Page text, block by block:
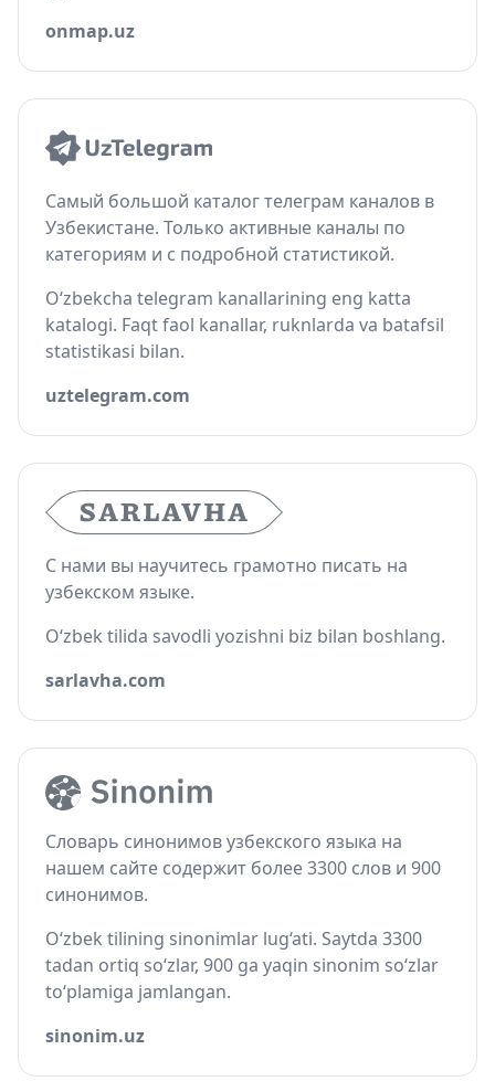
onmap.uz
Самый большой каталог телеграм каналов в
Узбекистане. Только активные каналы по
категориям и с подробной статистикой.
O‘zbekcha telegram kanallarining eng katta
katalogi. Faqt faol kanallar, ruknlarda va batafsil
statistikasi bilan.
uztelegram.com
С нами вы научитесь грамотно писать на
узбекском языке.
O‘zbek tilida savodli yozishni biz bilan boshlang.
sarlavha.com
Словарь синонимов узбекского языка на
нашем сайте содержит более 3300 слов и 900
синонимов.
O‘zbek tilining sinonimlar lug‘ati. Saytda 3300
tadan ortiq so‘zlar, 900 ga yaqin sinonim so‘zlar
to‘plamiga jamlangan.
sinonim.uz